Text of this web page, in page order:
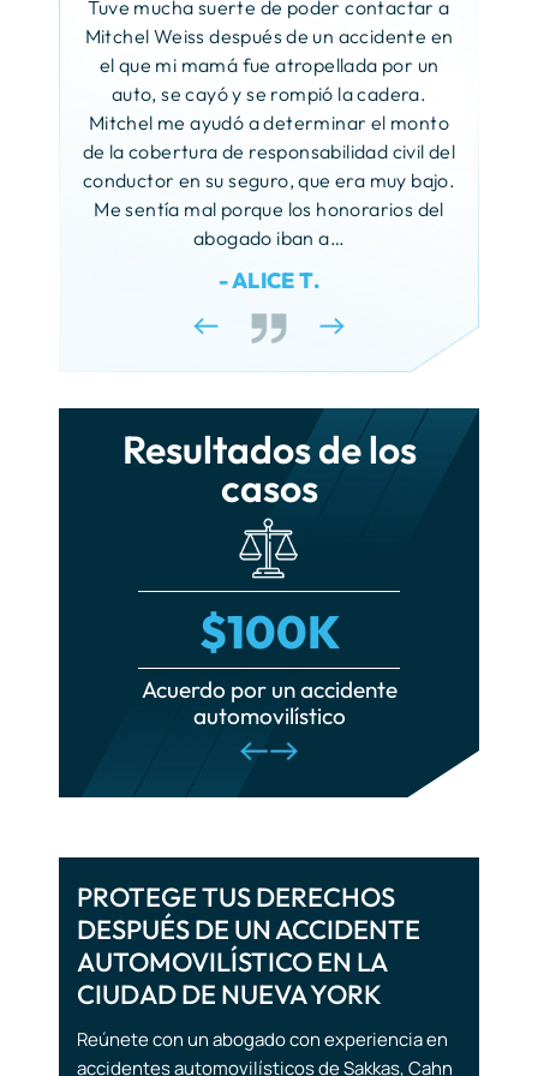
Accidentes con fuga
Accidentes de motocicleta
Accidentes de camiones
Accidentes de peatones
Accidentes en vehículos
Accidentes de taxi
Responsabilidad civil por las
instalaciones
Negligencia en la azotea
Accidentes en las aceras
Resbalones y caídas
Accidentes causados por la
nieve y el hielo
FELA
Accidentes con montacargas
Accidentes en andamios
Accidentes laborales
Abuso sexual infantil
Acoso sexual
Toqueteo ilícito
Accidentes con bicicletas Citi
Bike
Lesiones en las guarderías
Mordeduras de perro
Accidentes por ahogamiento
responsabilidad civil federal
Accidentes de transbordador
Lesiones en las placas de
crecimiento
Envenenamiento por plomo
Responsabilidad municipal
Responsabilidad por productos
defectuosos
Accidentes por quemaduras
traumáticas
Accidentes turísticos
Muerte por negligencia
Tuve mucha suerte de poder contactar a
Mitchel Weiss después de un accidente en
el que mi mamá fue atropellada por un
auto, se cayó y se rompió la cadera.
Mitchel me ayudó a determinar el monto
de la cobertura de responsabilidad civil del
conductor en su seguro, que era muy bajo.
Me sentía mal porque los honorarios del
abogado iban a…
- ALICE T.
Resultados de los
casos
$100K
Acuerdo por un accidente
automovilístico
PROTEGE TUS DERECHOS
DESPUÉS DE UN ACCIDENTE
AUTOMOVILÍSTICO EN LA
CIUDAD DE NUEVA YORK
Reúnete con un abogado con experiencia en
accidentes automovilísticos de Sakkas, Cahn